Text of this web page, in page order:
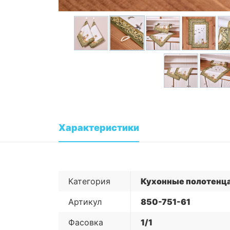
Характеристики
Категория
Кухонные
Артикул
850-751-61
Фасовка
1/1